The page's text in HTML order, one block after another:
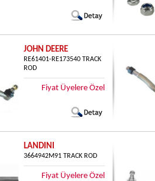
JOHN DEERE
RE61401-RE173540 TRACK
ROD
Fiyat Üyelere Özel
LANDINI
3664942M91 TRACK ROD
Fiyat Üyelere Özel